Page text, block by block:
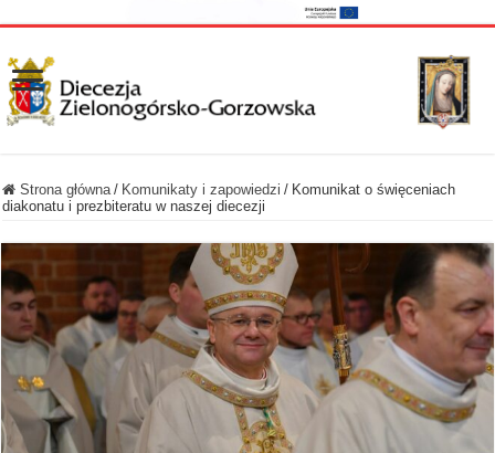
Strona główna / Komunikaty i zapowiedzi / Komunikat o święceniach
diakonatu i prezbiteratu w naszej diecezji